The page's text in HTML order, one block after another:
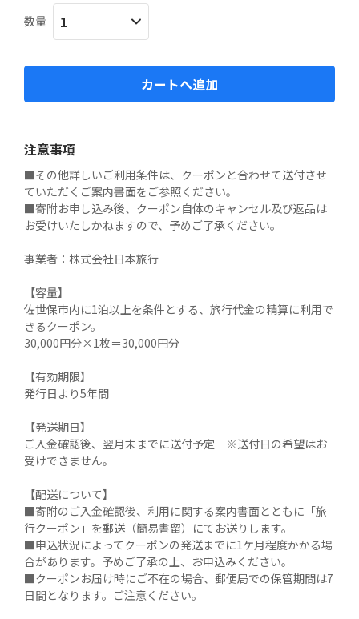
数量
カートへ追加
注意事項
■その他詳しいご利用条件は、クーポンと合わせて送付させ
ていただくご案内書面をご参照ください。
■寄附お申し込み後、クーポン自体のキャンセル及び返品は
お受けいたしかねますので、予めご了承ください。
事業者：株式会社日本旅行
【容量】
佐世保市内に1泊以上を条件とする、旅行代金の精算に利用で
きるクーポン。
30,000円分×1枚＝30,000円分
【有効期限】
発行日より5年間
【発送期日】
ご入金確認後、翌月末までに送付予定　※送付日の希望はお
受けできません。
【配送について】
■寄附のご入金確認後、利用に関する案内書面とともに「旅
行クーポン」を郵送（簡易書留）にてお送りします。
■申込状況によってクーポンの発送までに1ケ月程度かかる場
合があります。予めご了承の上、お申込みください。
■クーポンお届け時にご不在の場合、郵便局での保管期間は7
日間となります。ご注意ください。